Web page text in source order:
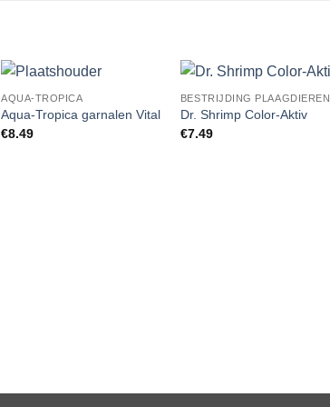
Add to
Wishlist
AQUA-TROPICA
Aqua-Tropica garnalen Vital
€8.49
Add to
Wishlist
BESTRIJDING PLAAGDIEREN
Dr. Shrimp Color-Aktiv
€7.49